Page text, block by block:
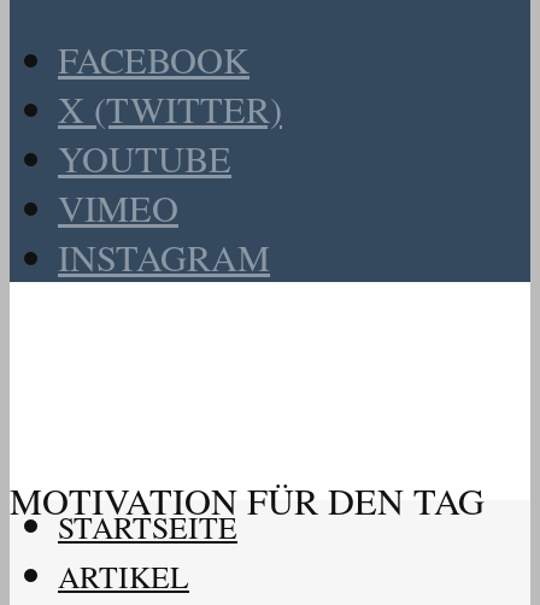
FACEBOOK
X (TWITTER)
YOUTUBE
VIMEO
INSTAGRAM
MOTIVATION FÜR DEN TAG
STARTSEITE
ARTIKEL